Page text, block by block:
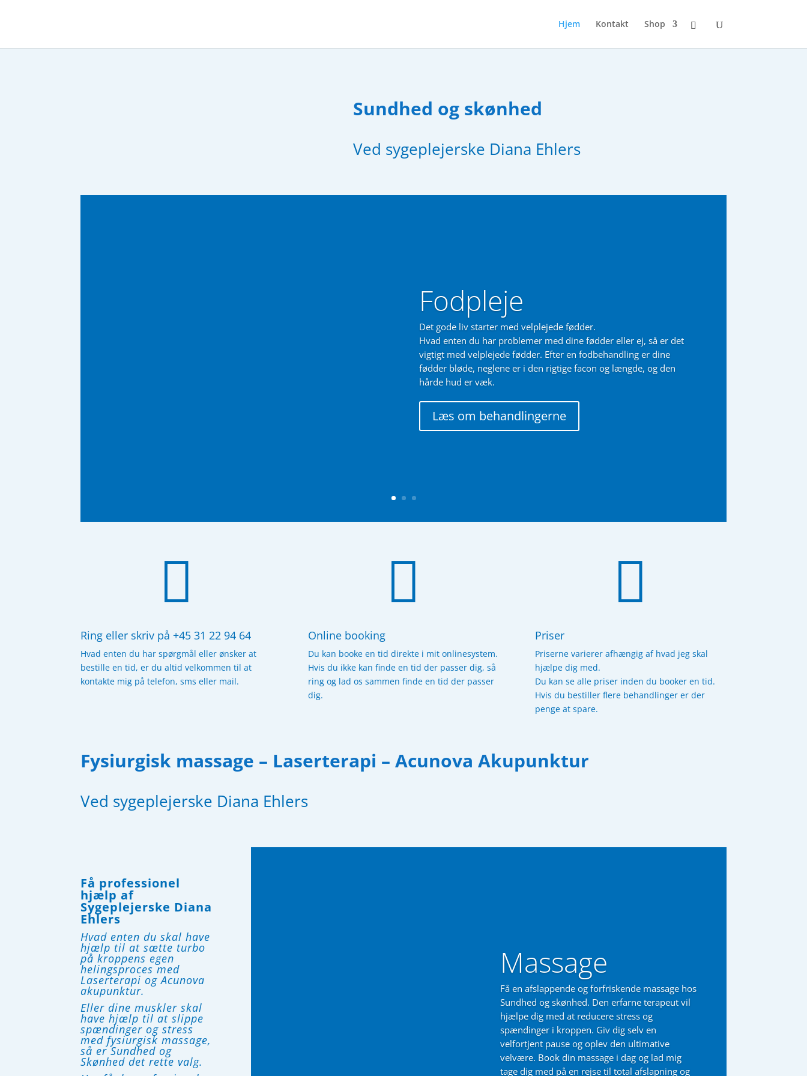
Hjem Kontakt Shop
Sundhed og skønhed
Ved sygeplejerske Diana Ehlers
Fodpleje
Det gode liv starter med velplejede fødder.
Hvad enten du har problemer med dine fødder eller ej, så er det
vigtigt med velplejede fødder. Efter en fodbehandling er dine
fødder bløde, neglene er i den rigtige facon og længde, og den
hårde hud er væk.
Læs om behandlingerne

Ring eller skriv på +45 31 22 94 64
Hvad enten du har spørgmål eller ønsker at
bestille en tid, er du altid velkommen til at
kontakte mig påtelefon, sms eller mail.

Online booking
Du kan booke en tid direkte i mit onlinesystem.
Hvis du ikke kan finde en tid der passer dig, så
ring og lad os sammen finde en tid der passer
dig.

Priser
Priserne varierer afhængig af hvad jeg skal
hjælpe dig med.
Du kan se alle priser inden du booker en tid.
Hvis du bestiller flere behandlinger er der
penge at spare.
Fysiurgisk massage – Laserterapi – Acunova Akupunktur
Ved sygeplejerske Diana Ehlers
Få professionel
hjælp af
Sygeplejerske Diana
Ehlers
Hvad enten du skal have
hjælp til at sætte turbo
på kroppens egen
helingsproces med
Laserterapi og Acunova
akupunktur.
Eller dine muskler skal
have hjælp til at slippe
spændinger og stress
med fysiurgisk massage,
så er Sundhed og
Skønhed det rette valg.
Massage
Få en afslappende og forfriskende massage hos
Sundhed og skønhed. Den erfarne terapeut vil
hjælpe dig med at reducere stress og
spændinger i kroppen. Giv dig selv en
velfortjent pause og oplev den ultimative
velvære. Book din massage i dag og lad mig
tage dig med på en rejse til total afslapning og